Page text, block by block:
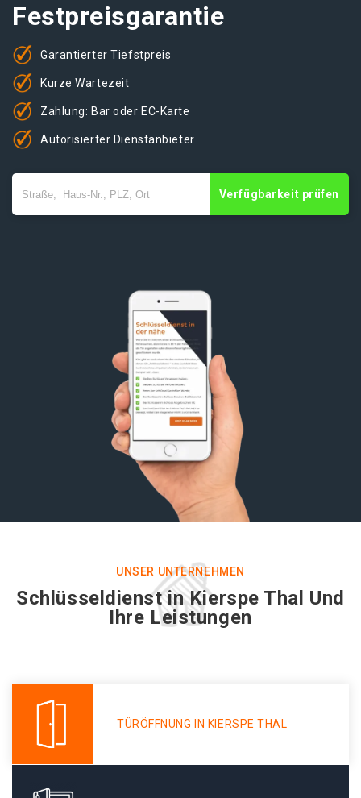
Festpreisgarantie
Garantierter Tiefstpreis
Kurze Wartezeit
Zahlung: Bar oder EC-Karte
Autorisierter Dienstanbieter
Verfügbarkeit prüfen
UNSER UNTERNEHMEN
Schlüsseldienst in Kierspe Thal Und
Ihre Leistungen
TÜRÖFFNUNG IN KIERSPE THAL